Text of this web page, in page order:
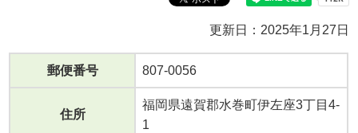
更新日：2025年1月27日
郵便番号 807-0056
住所
福岡県遠賀郡水巻町伊左座3丁目4-
1